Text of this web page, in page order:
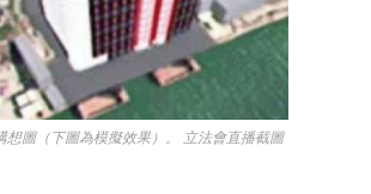
想圖（下圖為模擬效果）。 立法會直播截圖